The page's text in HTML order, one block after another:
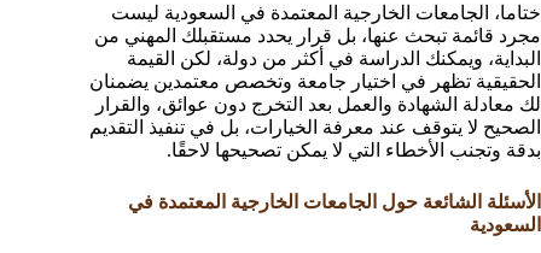
ختاما، الجامعات الخارجية المعتمدة في السعودية ليست
مجرد قائمة تبحث عنها، بل قرار يحدد مستقبلك المهني من
البداية، ويمكنك الدراسة في أكثر من دولة، لكن القيمة
الحقيقية تظهر في اختيار جامعة وتخصص معتمدين يضمنان
لك معادلة الشهادة والعمل بعد التخرج دون عوائق، والقرار
الصحيح لا يتوقف عند معرفة الخيارات، بل في تنفيذ التقديم
بدقة وتجنب الأخطاء التي لا يمكن تصحيحها لاحقًا.
الأسئلة الشائعة حول الجامعات الخارجية المعتمدة في
السعودية